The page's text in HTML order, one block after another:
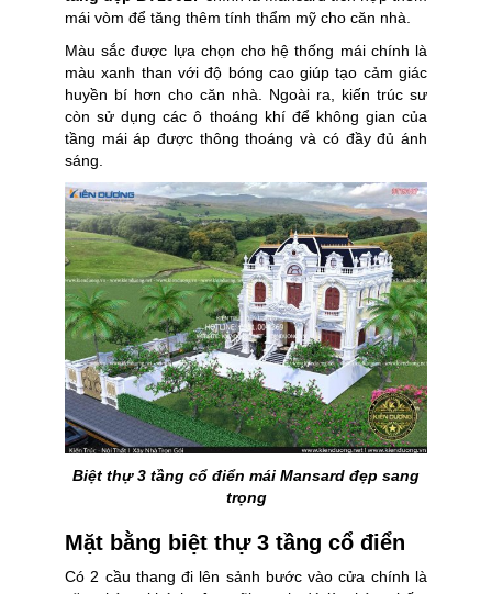
mái vòm để tăng thêm tính thẩm mỹ cho căn nhà.
Màu sắc được lựa chọn cho hệ thống mái chính là
màu xanh than với độ bóng cao giúp tạo cảm giác
huyền bí hơn cho căn nhà. Ngoài ra, kiến trúc sư
còn sử dụng các ô thoáng khí để không gian của
tầng mái áp được thông thoáng và có đầy đủ ánh
sáng.
Biệt thự 3 tầng cổ điển mái Mansard đẹp sang
trọng
Mặt bằng biệt thự 3 tầng cổ điển
Có 2 cầu thang đi lên sảnh bước vào cửa chính là